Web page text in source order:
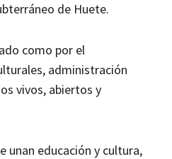
de Huete.
como por el
administración
vivos, abiertos y
unan educación y cultura,